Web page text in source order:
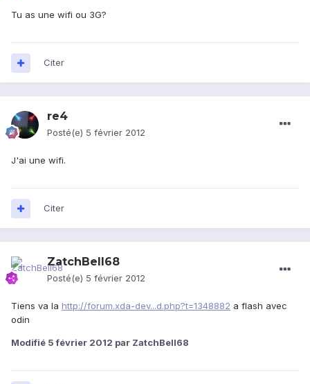
Tu as une wifi ou 3G?
Citer
re4
Posté(e) 5 février 2012
J'ai une wifi.
Citer
ZatchBell68
Posté(e) 5 février 2012
Tiens va la http://forum.xda-dev...d.php?t=1348882 a flash avec
odin
Modifié 5 février 2012 par ZatchBell68